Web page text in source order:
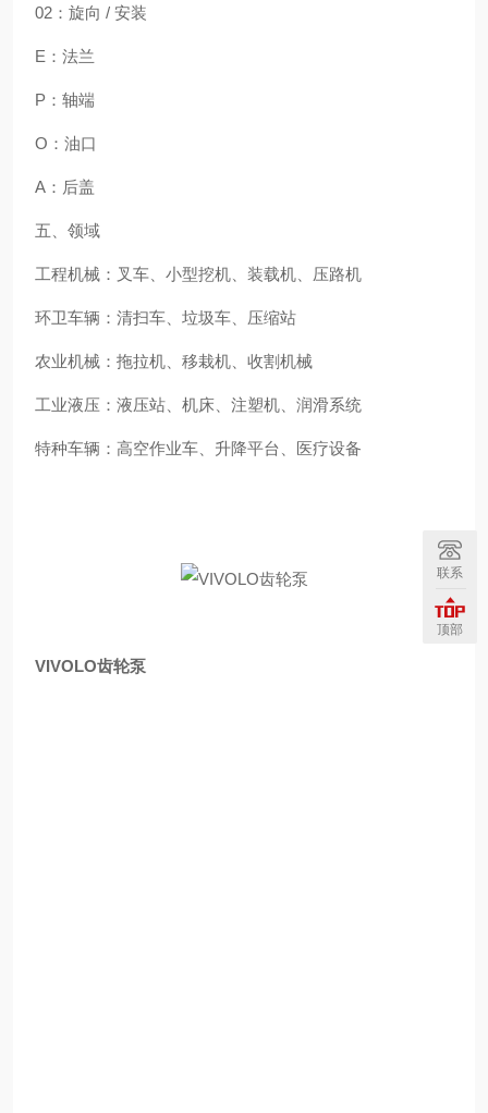
02：旋向 / 安装
E：法兰
P：轴端
O：油口
A：后盖
五、领域
工程机械：叉车、小型挖机、装载机、压路机
环卫车辆：清扫车、垃圾车、压缩站
农业机械：拖拉机、移栽机、收割机械
工业液压：液压站、机床、注塑机、润滑系统
特种车辆：高空作业车、升降平台、医疗设备
VIVOLO齿轮泵
联系
顶部